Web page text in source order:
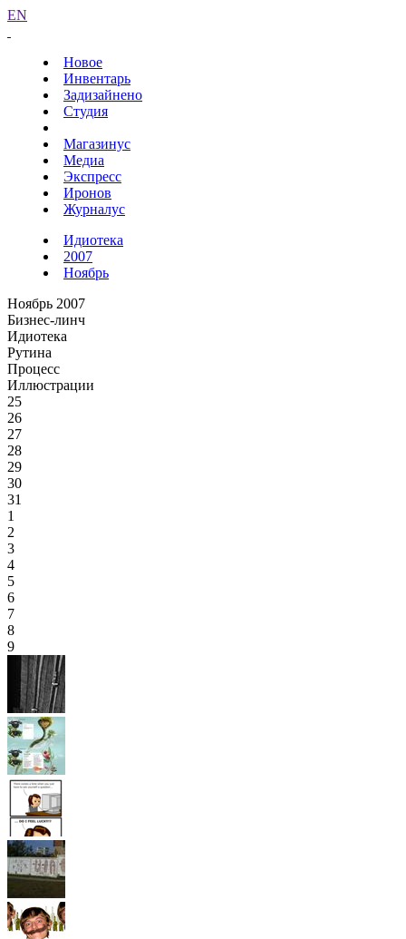
EN
Новое
Инвентарь
Задизайнено
Студия
Магазинус
Медиа
Экспресс
Иронов
Журналус
Идиотека
2007
Ноябрь
Ноябрь 2007
Бизнес-линч
Идиотека
Рутина
Процесс
Иллюстрации
25
26
27
28
29
30
31
1
2
3
4
5
6
7
8
9